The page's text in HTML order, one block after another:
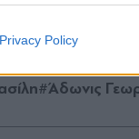
Privacy Policy
#Άδωνις